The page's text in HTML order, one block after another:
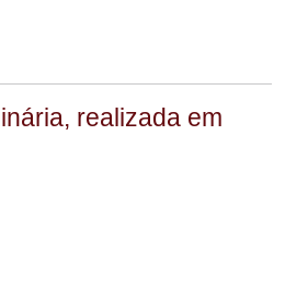
realizada em